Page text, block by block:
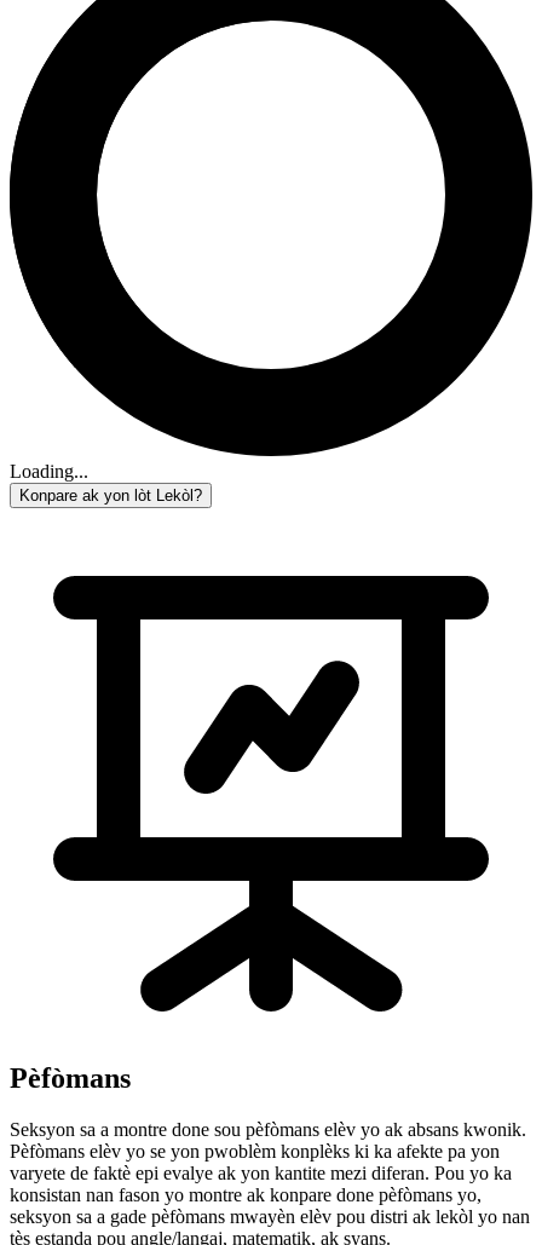
Loading...
Konpare ak yon lòt Lekòl?
Pèfòmans
Seksyon sa a montre done sou pèfòmans elèv yo ak absans kwonik.
Pèfòmans elèv yo se yon pwoblèm konplèks ki ka afekte pa yon
varyete de faktè epi evalye ak yon kantite mezi diferan. Pou yo ka
konsistan nan fason yo montre ak konpare done pèfòmans yo,
seksyon sa a gade pèfòmans mwayèn elèv pou distri ak lekòl yo nan
tès estanda pou angle/langaj, matematik, ak syans.